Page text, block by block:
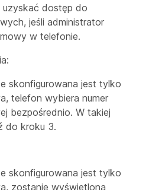
uzyskać dostęp do
jeśli administrator
w telefonie.
skonfigurowana jest tylko
telefon wybiera numer
bezpośrednio. W takiej
do kroku 3.
skonfigurowana jest tylko
zostanie wyświetlona